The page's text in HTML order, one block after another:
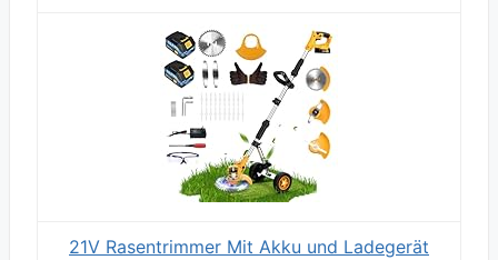
21V Rasentrimmer Mit Akku und Ladegerät